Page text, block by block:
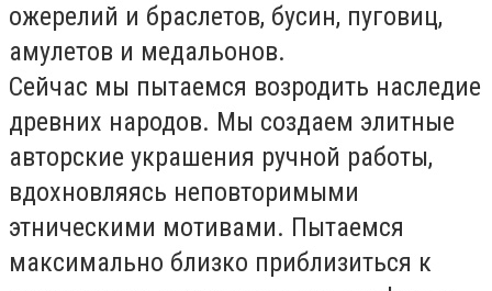
ожерелий и браслетов, бусин, пуговиц,
амулетов и медальонов.
Сейчас мы пытаемся возродить наследие
древних народов. Мы создаем элитные
авторские украшения ручной работы,
вдохновляясь неповторимыми
этническими мотивами. Пытаемся
максимально близко приблизиться к